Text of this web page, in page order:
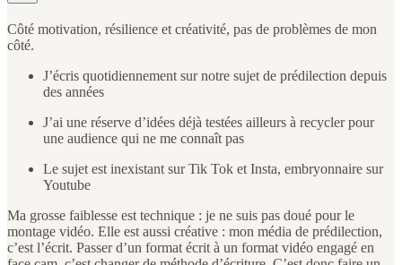
Côté motivation, résilience et créativité, pas de problèmes de mon
côté.
J’écris quotidiennement sur notre sujet de prédilection depuis
des années
J’ai une réserve d’idées déjà testées ailleurs à recycler pour
une audience qui ne me connaît pas
Le sujet est inexistant sur Tik Tok et Insta, embryonnaire sur
Youtube
Ma grosse faiblesse est technique : je ne suis pas doué pour le
montage vidéo. Elle est aussi créative : mon média de prédilection,
c’est l’écrit. Passer d’un format écrit à un format vidéo engagé en